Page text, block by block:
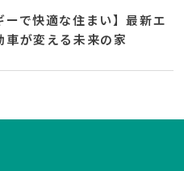
ーで快適な住まい】最新エ
車が変える未来の家